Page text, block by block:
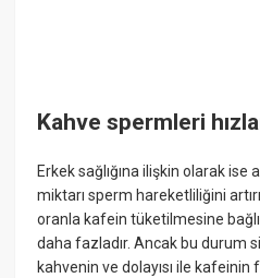
Kahve spermleri
Erkek sağlığına ilişkin olarak
miktarı sperm hareketliliğini
oranla kafein tüketilmesine
daha fazladır. Ancak bu durum
kahvenin ve dolayısı ile